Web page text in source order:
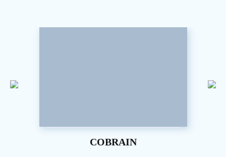
COBRAIN